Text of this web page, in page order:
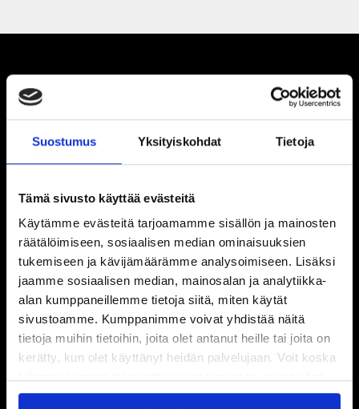
Suostumus Yksityiskohdat Tietoja
Tämä sivusto käyttää evästeitä
Käytämme evästeitä tarjoamamme sisällön ja mainosten
räätälöimiseen, sosiaalisen median ominaisuuksien
tukemiseen ja kävijämäärämme analysoimiseen. Lisäksi
jaamme sosiaalisen median, mainosalan ja analytiikka-
alan kumppaneillemme tietoja siitä, miten käytät
sivustoamme. Kumppanimme voivat yhdistää näitä
tietoja muihin tietoihin, joita olet antanut heille tai joita on
kerätty, kun olet käyttänyt heidän palvelujaan. Voit koska
käytöstäEvästeet-sivultamme.